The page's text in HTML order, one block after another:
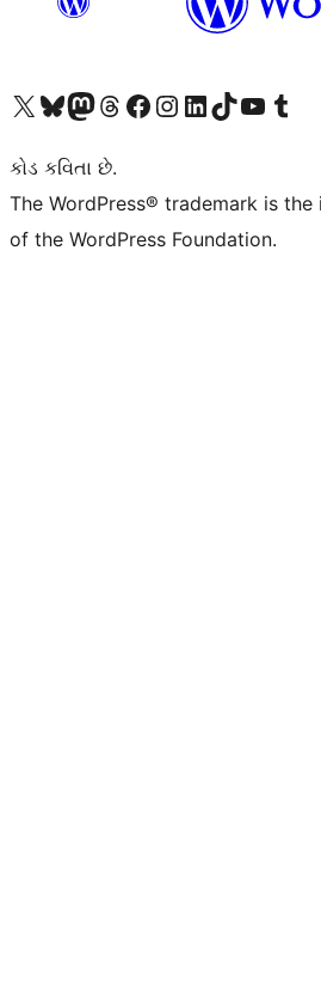
અમારા X (અગાઉ ટ્વિટર) એકાઉન્ટની મુલાકાત લોઅમારા Bluesky એકાઉન્ટની મુલાકાત લોઅમારા માસ્ટોડોન એકાઉન્ટની મુલાકાત લોઅમારા Threads એકાઉન્ટની મુલાકાત લો અમારા ફેસબુક પેજની મુલાકાત લોઅમારા ઇન્સ્ટાગ્રામ એકાઉન્ટની મુલાકાત લો અમારા LinkedIn એકાઉન્ટની મુલાકાત લોઅમારા TikTok એકાઉન્ટની મુલાકાત લોઅમારી YouTube ચેનલની મુલાકાત લો અમારા Tumblr એકાઉન્ટની મુલાકાત લો
કોડ કવિતા છે.
The WordPress® trademark is
of the WordPress Foundation.